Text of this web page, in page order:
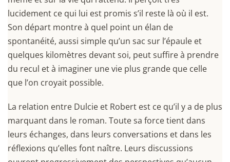
lucidement ce qui lui est promis s’il reste là où il est.
Son départ montre à quel point un élan de
spontanéité, aussi simple qu’un sac sur l’épaule et
quelques kilomètres devant soi, peut suffire à prendre
du recul et à imaginer une vie plus grande que celle
que l’on croyait possible.
La relation entre Dulcie et Robert est ce qu’il y a de plus
marquant dans le roman. Toute sa force tient dans
leurs échanges, dans leurs conversations et dans les
réflexions qu’elles font naître. Leurs discussions